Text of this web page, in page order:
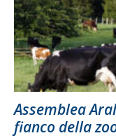
Assemblea
fianco della